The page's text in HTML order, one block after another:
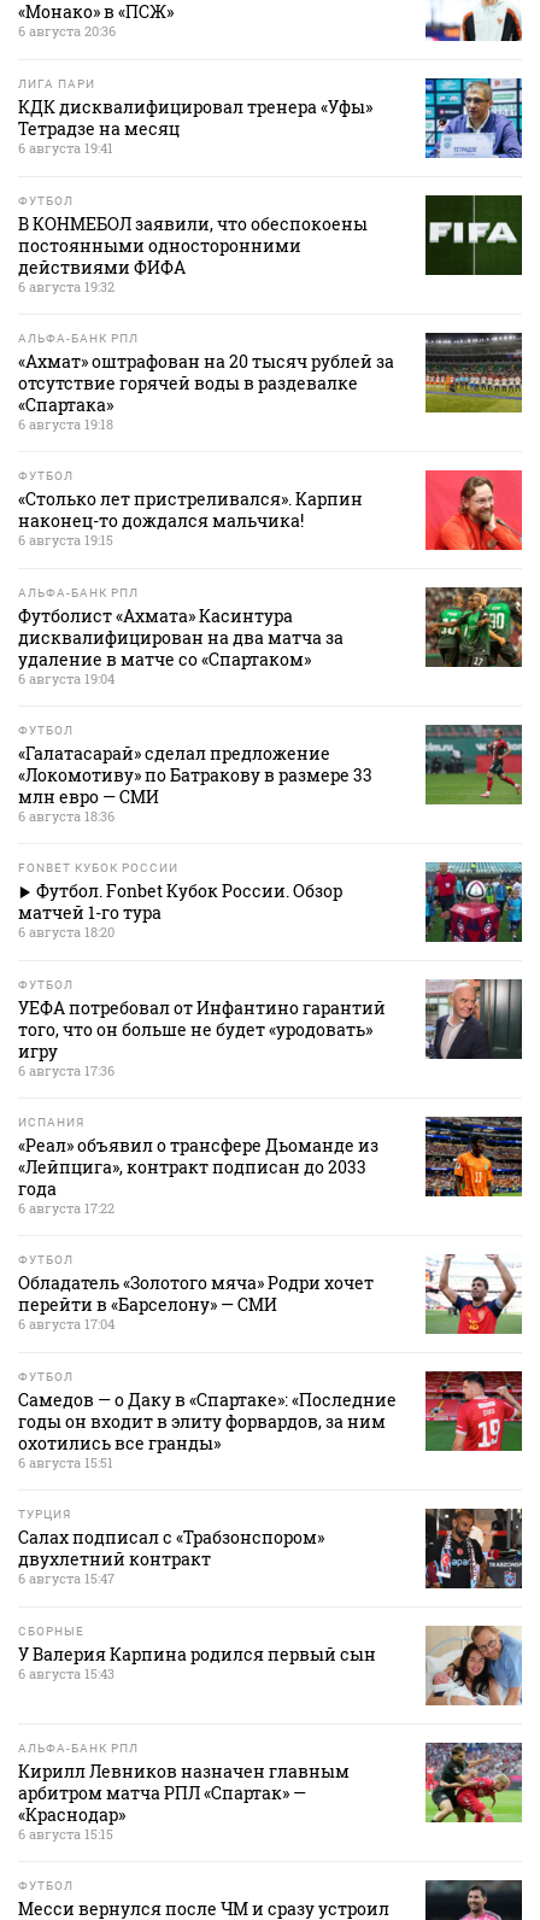
«Монако» в «ПСЖ»
6 августа 20:36
ЛИГА ПАРИ
КДК дисквалифицировал тренера «Уфы»
Тетрадзе на месяц
6 августа 19:41
ФУТБОЛ
В КОНМЕБОЛ заявили, что обеспокоены
постоянными односторонними
действиями ФИФА
6 августа 19:32
АЛЬФА-БАНК РПЛ
«Ахмат» оштрафован на 20 тысяч рублей за
отсутствие горячей воды в раздевалке
«Спартака»
6 августа 19:18
ФУТБОЛ
«Столько лет пристреливался». Карпин
наконец-то дождался мальчика!
6 августа 19:15
АЛЬФА-БАНК РПЛ
Футболист «Ахмата» Касинтура
дисквалифицирован на два матча за
удаление в матче со «Спартаком»
6 августа 19:04
ФУТБОЛ
«Галатасарай» сделал предложение
«Локомотиву» по Батракову в размере 33
млн евро — СМИ
6 августа 18:36
FONBET КУБОК РОССИИ
Футбол. Fonbet Кубок России. Обзор
матчей 1-го тура
6 августа 18:20
ФУТБОЛ
УЕФА потребовал от Инфантино гарантий
того, что он больше не будет «уродовать»
игру
6 августа 17:36
ИСПАНИЯ
«Реал» объявил о трансфере Дьоманде из
«Лейпцига», контракт подписан до 2033
года
6 августа 17:22
ФУТБОЛ
Обладатель «Золотого мяча» Родри хочет
перейти в «Барселону» — СМИ
6 августа 17:04
ФУТБОЛ
Самедов — о Даку в «Спартаке»: «Последние
годы он входит в элиту форвардов, за ним
охотились все гранды»
6 августа 15:51
ТУРЦИЯ
Салах подписал с «Трабзонспором»
двухлетний контракт
6 августа 15:47
СБОРНЫЕ
У Валерия Карпина родился первый сын
6 августа 15:43
АЛЬФА-БАНК РПЛ
Кирилл Левников назначен главным
арбитром матча РПЛ «Спартак» —
«Краснодар»
6 августа 15:15
ФУТБОЛ
Месси вернулся после ЧМ и сразу устроил